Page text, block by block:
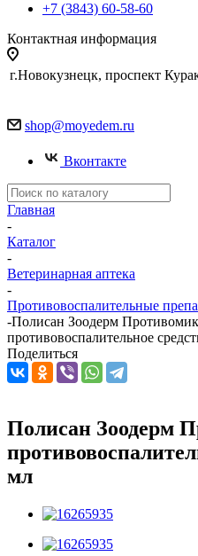
+7 (3843) 60-58-60
Контактная информация
г.Новокузнецк, проспект
shop@moyedem.ru
Вконтакте
Главная
-
Каталог
-
Ветеринарная аптека
-
Противовоспалительные
-Полисан Зоодерм
противовоспалительное
Поделиться
Полисан Зоодерм
мл